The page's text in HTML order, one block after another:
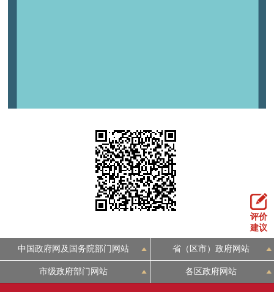
评价
建议
中国政府网及国务院部门网站 省（区市）政府网站
市级政府部门网站 各区政府网站